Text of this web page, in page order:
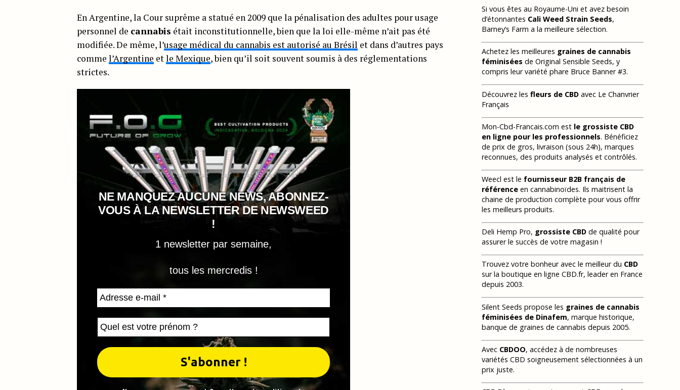
En Argentine, la Cour suprême a statué en 2009 que la pénalisation des adultes pour usage
personnel de cannabis était inconstitutionnelle, bien que la loi elle-même n’ait pas été
modifiée. De même, l’usage médical du cannabis est autorisé au Brésil et dans d’autres pays
comme l’Argentine etle Mexique, bien qu’il soit souvent soumis à des réglementations
strictes.
NE MANQUEZ AUCUNE NEWS, ABONNEZ-
VOUS À LA NEWSLETTER DE NEWSWEED
!
1 newsletter par semaine,
tous les mercredis !
Si vous êtes au Royaume-Uni et avez besoin
d’étonnantes Cali Weed Strain Seeds,
Barney’s Farm a la meilleure sélection.
Achetez les meilleures graines de cannabis
féminisées de Original Sensible Seeds, y
compris leur variété phare Bruce Banner #3.
Découvrez les fleurs de CBD avec Le Chanvrier
Français
Mon-Cbd-Francais.com est le grossiste CBD
en ligne pour les professionnels. Bénéficiez
de prix de gros, livraison (sous 24h), marques
reconnues, des produits analysés et contrôlés.
Weecl est le fournisseur B2B français de
référence en cannabinoïdes. Ils maitrisent la
chaine de production complète pour vous offrir
les meilleurs produits.
Deli Hemp Pro, grossiste CBD de qualité pour
assurer le succès de votre magasin !
Trouvez votre bonheur avec le meilleur du CBD
sur la boutique en ligne CBD.fr, leader en France
depuis 2003.
Silent Seeds propose les graines de cannabis
féminisées de Dinafem, marque historique,
banque de graines de cannabis depuis 2005.
Avec CBDOO, accédez à de nombreuses
variétés CBD soigneusement sélectionnées à un
prix juste.